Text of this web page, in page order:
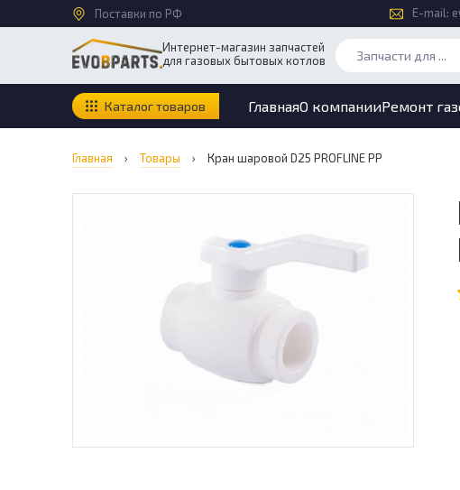
Поставки по РФ E-mail:
Интернет-магазин запчастей
для газовых бытовых котлов
Каталог товаров ГлавнаяО компанииРемонт
Главная › Товары › Кран шаровой D25 PROFLINE PP